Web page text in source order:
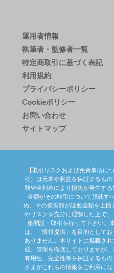
運用者情報
執筆者・監修者一覧
特定商取引に基づく表記
利用規約
プライバシーポリシー
Cookieポリシー
お問い合わせ
サイトマップ
【取引リスクおよび免責事項に
引）は元本や利益を保証するも
動や金利差により損失が発生す
金額がその取引について預託す
め、その損失額が証拠金額を上
やリスクを充分に理解した上で
座開設・取引を行って下さい。
は、「情報提供」を目的として
ありません。本サイトに掲載さ
成、管理を徹底しておりますが、
有用性、完全性等を保証するも
さまがこれらの情報をご利用に